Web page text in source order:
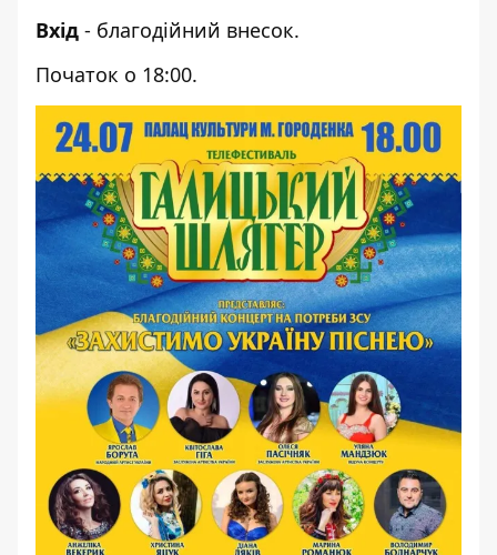
Вхід - благодійний внесок.
Початок о 18:00.